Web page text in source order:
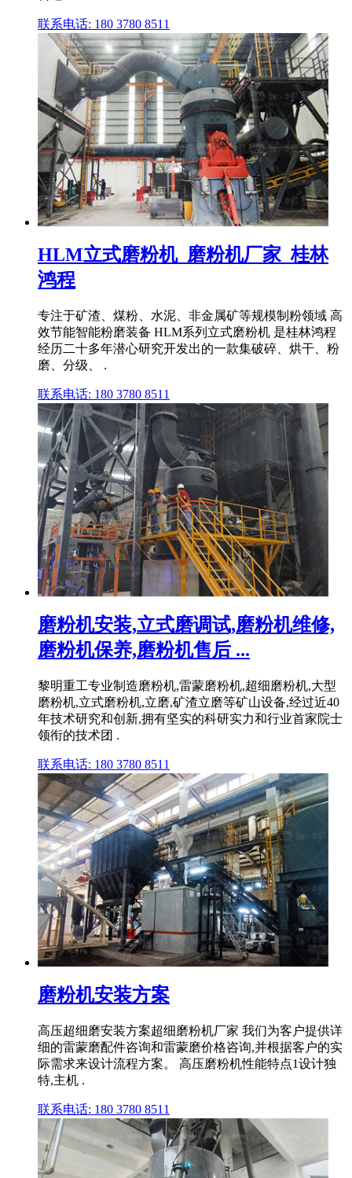
联系电话: 180 3780 8511
HLM立式磨粉机_磨粉机厂家_桂林
鸿程
专注于矿渣、煤粉、水泥、非金属矿等规模制粉领域 高
效节能智能粉磨装备 HLM系列立式磨粉机 是桂林鸿程
经历二十多年潜心研究开发出的一款集破碎、烘干、粉
磨、分级、 .
联系电话: 180 3780 8511
磨粉机安装,立式磨调试,磨粉机维修,
磨粉机保养,磨粉机售后 ...
黎明重工专业制造磨粉机,雷蒙磨粉机,超细磨粉机,大型
磨粉机,立式磨粉机,立磨,矿渣立磨等矿山设备,经过近40
年技术研究和创新,拥有坚实的科研实力和行业首家院士
领衔的技术团 .
联系电话: 180 3780 8511
磨粉机安装方案
高压超细磨安装方案超细磨粉机厂家 我们为客户提供详
细的雷蒙磨配件咨询和雷蒙磨价格咨询,并根据客户的实
际需求来设计流程方案。 高压磨粉机性能特点1设计独
特,主机 .
联系电话: 180 3780 8511